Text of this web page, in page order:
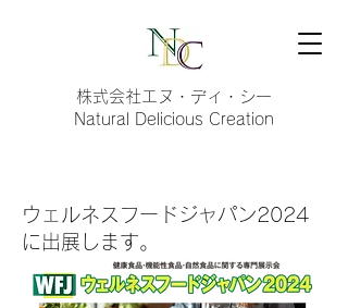
株式会社エヌ・ディ・シー
Natural Delicious Creation
ウェルネスフードジャパン2024
​に出展します。